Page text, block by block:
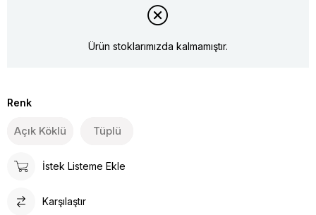
Ürün stoklarımızda kalmamıştır.
Renk
Açık Köklü Tüplü
İstek Listeme Ekle
Karşılaştır